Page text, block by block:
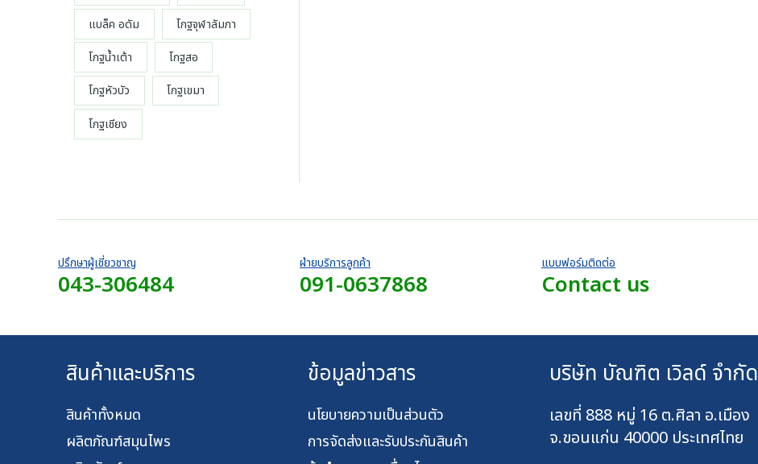
แบล็ค อดัม
โกฐจุฬาลัมภา
โกฐน้ำเต้า
โกฐสอ
โกฐหัวบัว
โกฐเขมา
โกฐเชียง
ปรึกษาผู้เชี่ยวชาญ
043-306484
ฝ่ายบริการลูกค้า
091-0637868
แบบฟอร์มติดต่อ
Contact us
สินค้าและบริการ
สินค้าทั้งหมด
ผลิตภัณฑ์สมุนไพร
ข้อมูลข่าวสาร
นโยบายความเป็นส่วนตัว
การจัดส่งและรับประกันสินค้า
บริษัท บัณฑิต เวิลด์ จำกัด
เลขที่ 888 หมู่ 16 ต.ศิลา อ.เมือง
จ.ขอนแก่น 40000 ประเทศไทย